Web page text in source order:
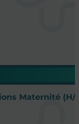
Maternité (H/